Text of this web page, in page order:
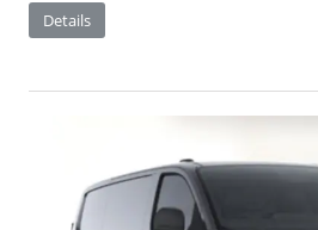
Details